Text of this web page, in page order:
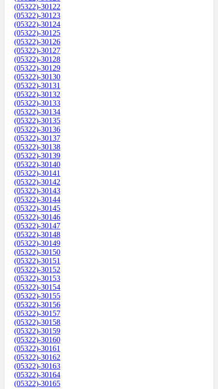
(05322)-30122
(05322)-30123
(05322)-30124
(05322)-30125
(05322)-30126
(05322)-30127
(05322)-30128
(05322)-30129
(05322)-30130
(05322)-30131
(05322)-30132
(05322)-30133
(05322)-30134
(05322)-30135
(05322)-30136
(05322)-30137
(05322)-30138
(05322)-30139
(05322)-30140
(05322)-30141
(05322)-30142
(05322)-30143
(05322)-30144
(05322)-30145
(05322)-30146
(05322)-30147
(05322)-30148
(05322)-30149
(05322)-30150
(05322)-30151
(05322)-30152
(05322)-30153
(05322)-30154
(05322)-30155
(05322)-30156
(05322)-30157
(05322)-30158
(05322)-30159
(05322)-30160
(05322)-30161
(05322)-30162
(05322)-30163
(05322)-30164
(05322)-30165